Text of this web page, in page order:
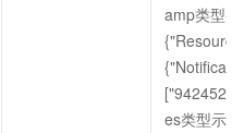
amp类型-
es类型示